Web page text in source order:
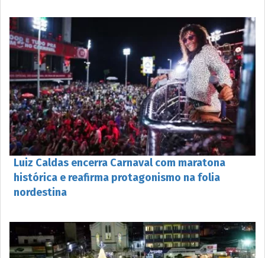
Luiz Caldas encerra Carnaval com maratona
histórica e reafirma protagonismo na folia
nordestina